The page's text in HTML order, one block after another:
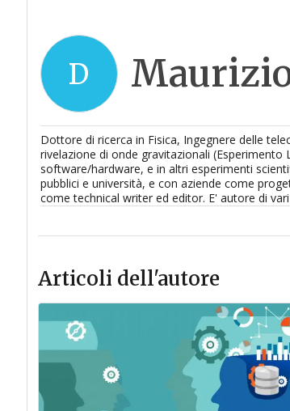
D
Dottore di ricerca in Fisica, Ingegnere delle
rivelazione di onde gravitazionali (Esperimento
software/hardware, e in altri esperimenti
pubblici e università, e con aziende come
come technical writer ed editor. E' autore di
Articoli dell'autore